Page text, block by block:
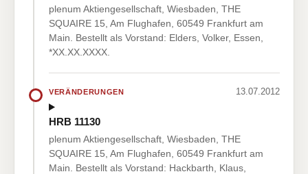
plenum Aktiengesellschaft, Wiesbaden, THE
SQUAIRE 15, Am Flughafen, 60549 Frankfurt am
Main. Bestellt als Vorstand: Elders, Volker, Essen,
*XX.XX.XXXX.
VERÄNDERUNGEN 13.07.2012
HRB 11130
plenum Aktiengesellschaft, Wiesbaden, THE
SQUAIRE 15, Am Flughafen, 60549 Frankfurt am
Main. Bestellt als Vorstand: Hackbarth, Klaus,